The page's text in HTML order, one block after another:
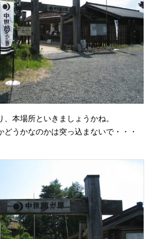
、本場所といきましょうかね。
どうかなのかは突っ込まないで・・・